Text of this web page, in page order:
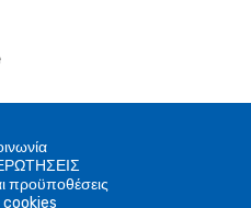
προϋποθέσεις